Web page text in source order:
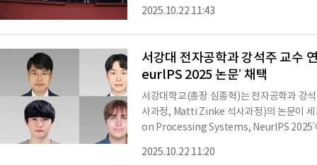
공 이승엽 교수가 참석해 학생들에게 직접
다.김지은 학장은 축사에서 “실습복은 단순
2025.10.22 11:43
서강대 전자공학과 강석주 교수
eurlPS 2025 논문’ 채택
서강대학교(총장 심종혁)는 전자공학과 강
사과정, Matti Zinke 석사과정)의 논문이
on Processing Systems, NeurIPS 2025’
회로, 오는 11월 30일부터 12월 7일까지 미
2025.10.22 11:20